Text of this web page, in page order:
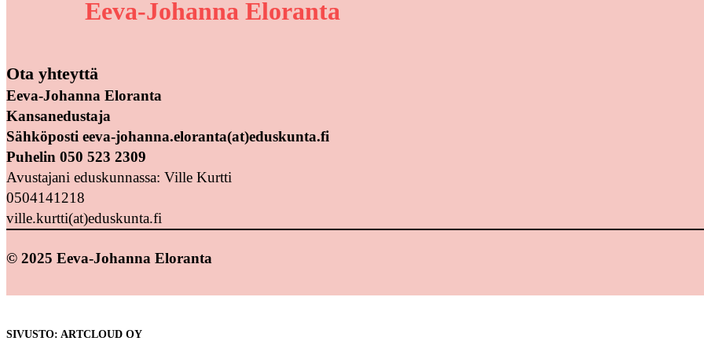
Eeva-Johanna Eloranta
Ota yhteyttä
Eeva-Johanna Eloranta
Kansanedustaja
Sähköposti eeva-johanna.eloranta(at)eduskunta.fi
Puhelin 050 523 2309
Avustajani eduskunnassa: Ville Kurtti
0504141218
ville.kurtti(at)eduskunta.fi
© 2025 Eeva-Johanna Eloranta
SIVUSTO: ARTCLOUD OY